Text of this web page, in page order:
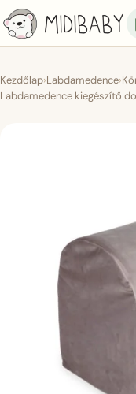
Kezdőlap›Labdamedence›
Labdamedence kiegészítő